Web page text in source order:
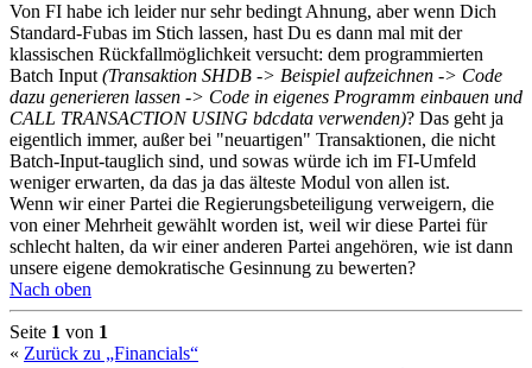
Von FI habe ich leider nur sehr bedingt Ahnung, aber wenn Dich
Standard-Fubas im Stich lassen, hast Du es dann mal mit der
klassischen Rückfallmöglichkeit versucht: dem programmierten
Batch Input (Transaktion SHDB -> Beispiel aufzeichnen -> Code
dazu generieren lassen -> Code in eigenes Programm einbauen und
CALL TRANSACTION USING bdcdata verwenden)? Das geht ja
eigentlich immer, außer bei "neuartigen" Transaktionen, die nicht
Batch-Input-tauglich sind, und sowas würde ich im FI-Umfeld
weniger erwarten, da das ja das älteste Modul von allen ist.
Wenn wir einer Partei die Regierungsbeteiligung verweigern, die
von einer Mehrheit gewählt worden ist, weil wir diese Partei für
schlecht halten, da wir einer anderen Partei angehören, wie ist dann
unsere eigene demokratische Gesinnung zu bewerten?
Nach oben
Seite 1 von 1
« Zurück zu „Financials“